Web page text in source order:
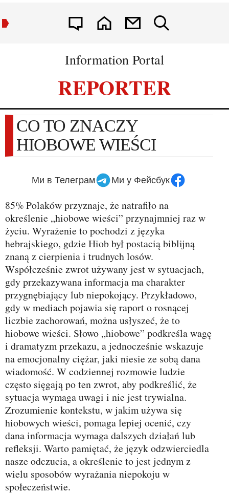
Information Portal
REPORTER
CO TO ZNACZY
HIOBOWE WIEŚCI
Ми в Телеграм Ми у Фейсбук
85% Polaków przyznaje, że natrafiło na
określenie „hiobowe wieści” przynajmniej raz w
życiu. Wyrażenie to pochodzi z języka
hebrajskiego, gdzie Hiob był postacią biblijną
znaną z cierpienia i trudnych losów.
Współcześnie zwrot używany jest w sytuacjach,
gdy przekazywana informacja ma charakter
przygnębiający lub niepokojący. Przykładowo,
gdy w mediach pojawia się raport o rosnącej
liczbie zachorowań, można usłyszeć, że to
hiobowe wieści. Słowo „hiobowe” podkreśla wagę
i dramatyzm przekazu, a jednocześnie wskazuje
na emocjonalny ciężar, jaki niesie ze sobą dana
wiadomość. W codziennej rozmowie ludzie
często sięgają po ten zwrot, aby podkreślić, że
sytuacja wymaga uwagi i nie jest trywialna.
Zrozumienie kontekstu, w jakim używa się
hiobowych wieści, pomaga lepiej ocenić, czy
dana informacja wymaga dalszych działań lub
refleksji. Warto pamiętać, że język odzwierciedla
nasze odczucia, a określenie to jest jednym z
wielu sposobów wyrażania niepokoju w
społeczeństwie.